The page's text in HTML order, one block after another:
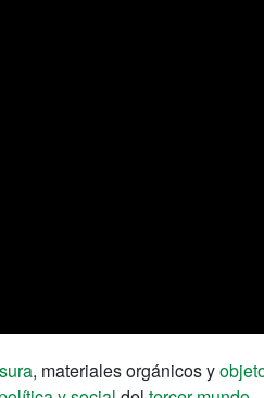
, materiales orgánicos y